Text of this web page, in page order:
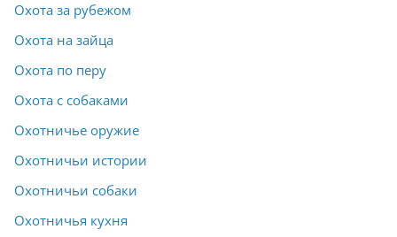
Охота за рубежом
Охота на зайца
Охота по перу
Охота с собаками
Охотничье оружие
Охотничьи истории
Охотничьи собаки
Охотничья кухня